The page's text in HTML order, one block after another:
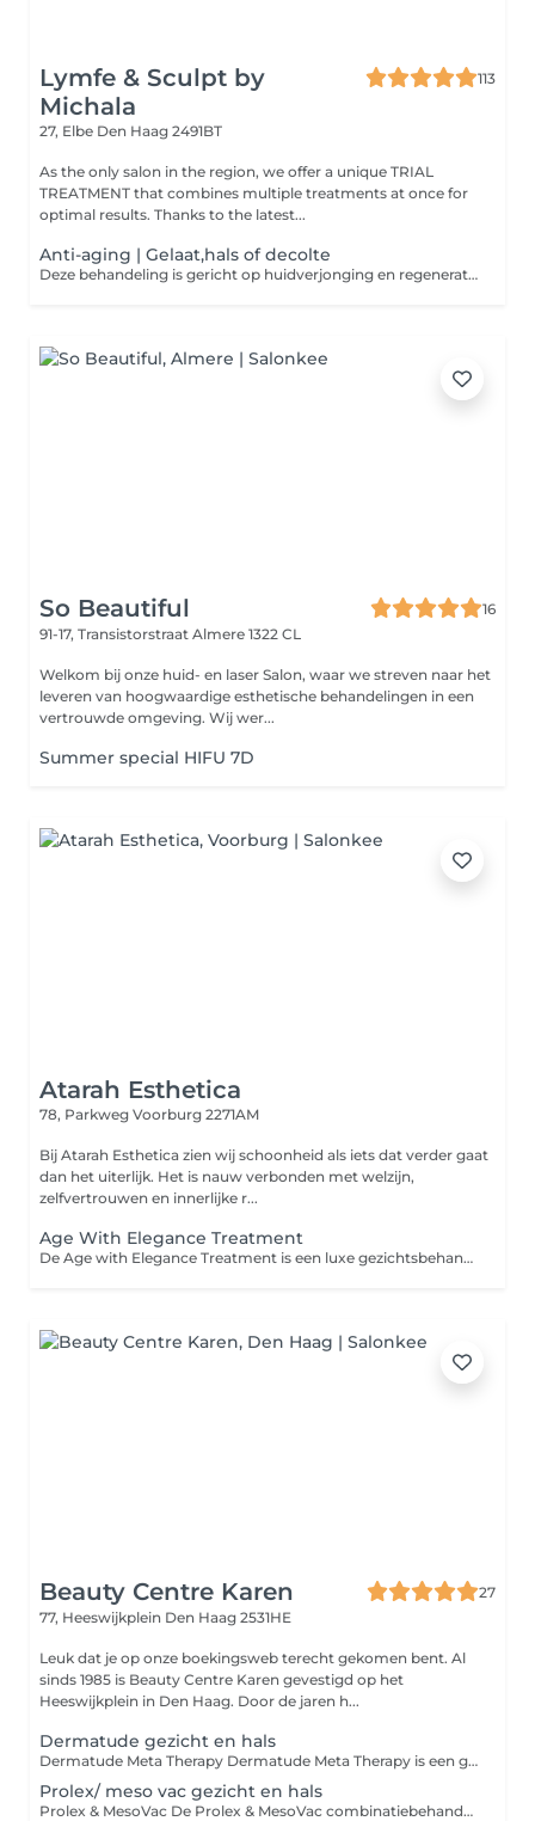
Lymfe & Sculpt by
Michala
113
27, Elbe Den Haag 2491BT
As the only salon in the region, we offer a unique TRIAL
TREATMENT that combines multiple treatments at once for
optimal results. Thanks to the latest...
Anti-aging | Gelaat,hals of decolte
Deze behandeling is gericht op huidverjonging en regeneratie. Door de afwisseling van intensieve warmte- en koudefasen worden de diepere huidlagen gestimuleerd tot natuurlijke vernieuwing. Dit bevordert de aanmaak van collageen, verbetert de elasticiteit en helpt fijne lijntjes zichtbaar te verminderen. Na de behandeling voelt de huid steviger aan, is zichtbaar frisser en straalt een jeugdiger uitstraling uit. De behandeling is ook zeer geschikt voor vermoeide of verslapte huid die behoefte heeft aan versteviging en revitalisatie.
So Beautiful
16
91-17, Transistorstraat Almere 1322 CL
Welkom bij onze huid- en laser Salon, waar we streven naar het
leveren van hoogwaardige esthetische behandelingen in een
vertrouwde omgeving. Wij wer...
Summer special HIFU 7D
Atarah Esthetica
78, Parkweg Voorburg 2271AM
Bij Atarah Esthetica zien wij schoonheid als iets dat verder gaat
dan het uiterlijk. Het is nauw verbonden met welzijn,
zelfvertrouwen en innerlijke r...
Age With Elegance Treatment
De Age with Elegance Treatment is een luxe gezichtsbehandeling die zich richt op het verminderen van tekenen van veroudering. Door gebruik te maken van geavanceerde technieken, voedende producten en verjongende massage, wordt de huid strakker, gladder en voller. Deze behandeling stimuleert de natuurlijke collageenproductie en verbetert de teint, waardoor je huid er jeugdig en stralend uitziet. Het is een perfecte keuze voor wie zijn huid een verfrissende, boost wil geven.
Beauty Centre Karen
27
77, Heeswijkplein Den Haag 2531HE
Leuk dat je op onze boekingsweb terecht gekomen bent. Al
sinds 1985 is Beauty Centre Karen gevestigd op het
Heeswijkplein in Den Haag. Door de jaren h...
Dermatude gezicht en hals
Dermatude Meta Therapy Dermatude Meta Therapy is een geavanceerde, niet-invasieve huidverbeterende behandeling die de huid van binnenuit activeert. Met behulp van het Meta-Jet apparaat worden werkstoffen diep in de huid gebracht en wordt de aanmaak van collageen en elastine gestimuleerd. De behandeling verbetert de huidstructuur, vermindert fijne lijntjes, rimpels, acne(littekens) en pigmentatie en zorgt voor een zichtbaar stevigere, gladdere en stralende huid.
Prolex/ meso vac gezicht en hals
Prolex & MesoVac De Prolex & MesoVac combinatiebehandeling is een intensieve, niet-invasieve huidverbeterende behandeling die gericht is op huidverjonging en -versteviging. Prolex stimuleert de huid diepgaand voor een liftend en verstevigend effect, terwijl MesoVac zorgt voor een betere opname van actieve werkstoffen en de huid zichtbaar voller en gladder maakt. Samen verbeteren ze de huidstructuur, elasticiteit en teint voor een frisse, strakke en gezonde uitstraling.